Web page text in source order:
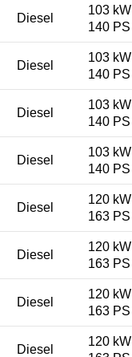
Diesel
103 kW
140 PS
Diesel
103 kW
140 PS
Diesel
103 kW
140 PS
Diesel
103 kW
140 PS
Diesel
120 kW
163 PS
Diesel
120 kW
163 PS
Diesel
120 kW
163 PS
Diesel
120 kW